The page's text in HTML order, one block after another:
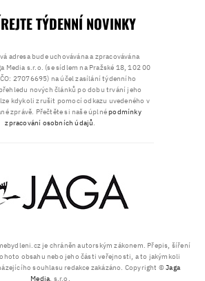
je chráněn autorským zákonem. Přepis, šíření
obsahu nebo jeho části veřejnosti, a to jakýmkoli
souhlasu redakce zakázáno. Copyright ©Jaga
Media, s.r.o.
TÝDENNÍ NOVINKY
adresa bude uchovávána a zpracovávána
Media s.r.o. (se sídlem na Pražské 18, 102 00
27076695) na účel zasílání týdenního
nových článků po dobu trvání jeho
kdykoli zrušit pomocí odkazu uvedeného v
zprávě. Přečtěte si naše úplnépodmínky
zpracování osobních údajů.